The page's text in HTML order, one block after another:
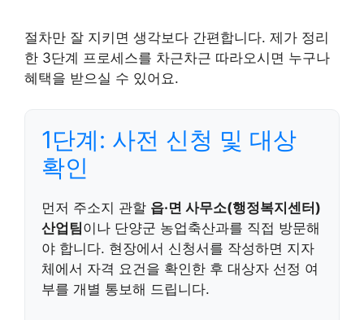
절차만 잘 지키면 생각보다 간편합니다. 제가 정리
한 3단계 프로세스를 차근차근 따라오시면 누구나
혜택을 받으실 수 있어요.
1단계: 사전 신청 및 대상
확인
먼저 주소지 관할 읍·면 사무소(행정복지센터)
산업팀이나 단양군 농업축산과를 직접 방문해
야 합니다. 현장에서 신청서를 작성하면 지자
체에서 자격 요건을 확인한 후 대상자 선정 여
부를 개별 통보해 드립니다.